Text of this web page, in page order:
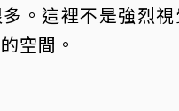
。這裡不是強烈視
空間。